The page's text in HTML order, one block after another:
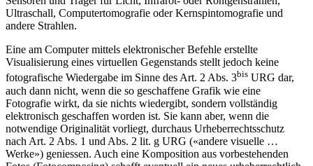
Ultraschall, Computertomografie oder Kernspintomografie und
andere Strahlen.
Eine am Computer mittels elektronischer Befehle erstellte
Visualisierung eines virtuellen Gegenstands stellt jedoch keine
fotografische Wiedergabe im Sinne des Art. 2 Abs. 3bis URG dar,
auch dann nicht, wenn die so geschaffene Grafik wie eine
Fotografie wirkt, da sie nichts wiedergibt, sondern vollständig
elektronisch geschaffen worden ist. Sie kann aber, wenn die
notwendige Originalität vorliegt, durchaus Urheberrechtsschutz
nach Art. 2 Abs. 1 und Abs. 2 lit. g URG («andere visuelle …
Werke») geniessen. Auch eine Komposition aus vorbestehenden